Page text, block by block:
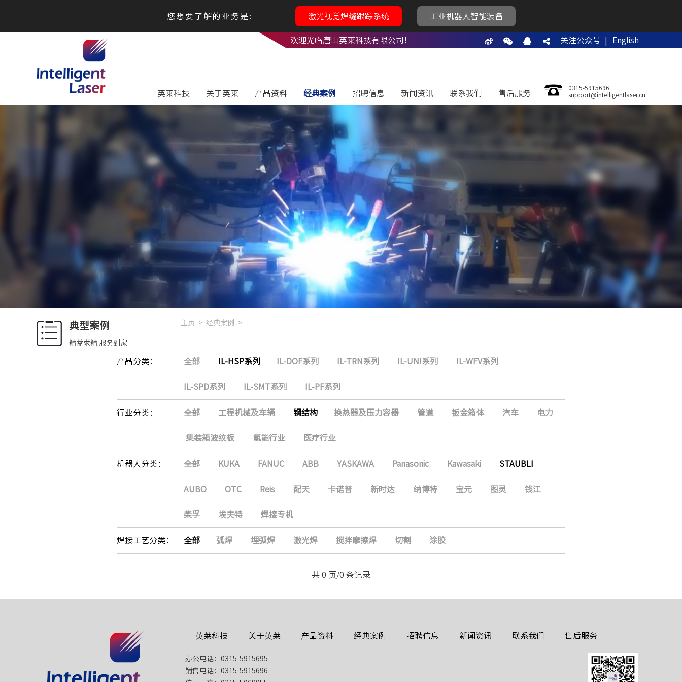
您想要了解的业务是: 激光视觉焊缝跟踪系统 工业机器人智能装备
欢迎光临唐山英莱科技有限公司！ 关注公众号 | English
英莱科技 关于英莱 产品资料 经典案例 招聘信息 新闻资讯 联系我们 售后服务
0315-5915696
support@intelligentlaser.cn
典型案例
精益求精 服务到家
主页 > 经典案例 >
产品分类： 全部 IL-HSP系列 IL-DOF系列 IL-TRN系列 IL-UNI系列 IL-WFV系列
IL-SPD系列 IL-SMT系列 IL-PF系列
行业分类： 全部 工程机械及车辆 钢结构 换热器及压力容器 管道 钣金箱体 汽车 电力
集装箱波纹板 氢能行业 医疗行业
机器人分类： 全部 KUKA FANUC ABB YASKAWA Panasonic Kawasaki STAUBLI
AUBO OTC Reis 配天 卡诺普 新时达 纳博特 宝元 图灵 钱江
柴孚 埃夫特 焊接专机
焊接工艺分类： 全部 弧焊 埋弧焊 激光焊 搅拌摩擦焊 切割 涂胶
共 0 页/0 条记录
英莱科技 关于英莱 产品资料 经典案例 招聘信息 新闻资讯 联系我们 售后服务
办公电话：0315-5915695
销售电话：0315-5915696